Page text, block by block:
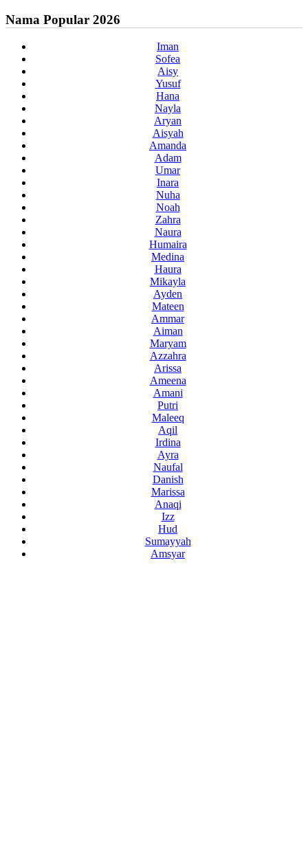
Nama Popular 2026
Iman
Sofea
Aisy
Yusuf
Hana
Nayla
Aryan
Aisyah
Amanda
Adam
Umar
Inara
Nuha
Noah
Zahra
Naura
Humaira
Medina
Haura
Mikayla
Ayden
Mateen
Ammar
Aiman
Maryam
Azzahra
Arissa
Ameena
Amani
Putri
Maleeq
Aqil
Irdina
Ayra
Naufal
Danish
Marissa
Anaqi
Izz
Hud
Sumayyah
Amsyar